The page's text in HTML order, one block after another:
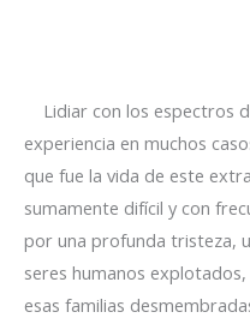
Lidiar con los espectros
experiencia en muchos
que fue la vida de este
sumamente difícil y con
por una profunda tristeza,
seres humanos
esas familias